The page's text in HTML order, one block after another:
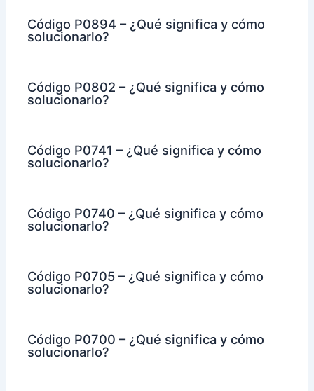
Código P0894 – ¿Qué significa y cómo
solucionarlo?
Código P0802 – ¿Qué significa y cómo
solucionarlo?
Código P0741 – ¿Qué significa y cómo
solucionarlo?
Código P0740 – ¿Qué significa y cómo
solucionarlo?
Código P0705 – ¿Qué significa y cómo
solucionarlo?
Código P0700 – ¿Qué significa y cómo
solucionarlo?